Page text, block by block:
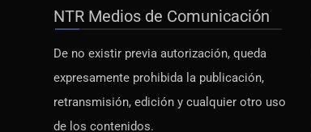
NTR Medios de Comunicación
De no existir previa autorización, queda
expresamente prohibida la publicación,
retransmisión, edición y cualquier otro uso
de los contenidos.